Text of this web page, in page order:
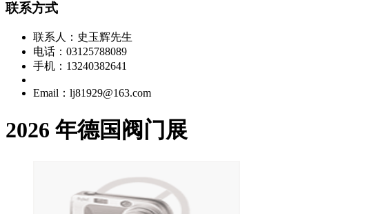
联系方式
联系人：史玉辉先生
电话：03125788089
手机：13240382641
Email：lj81929@163.com
2026 年德国阀门展